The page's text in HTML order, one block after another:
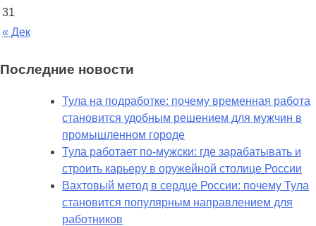
« Дек
31
Последние новости
Тула на подработке: почему временная работа
становится удобным решением для мужчин в
промышленном городе
Тула работает по-мужски: где зарабатывать и
строить карьеру в оружейной столице России
Вахтовый метод в сердце России: почему Тула
становится популярным направлением для
работников